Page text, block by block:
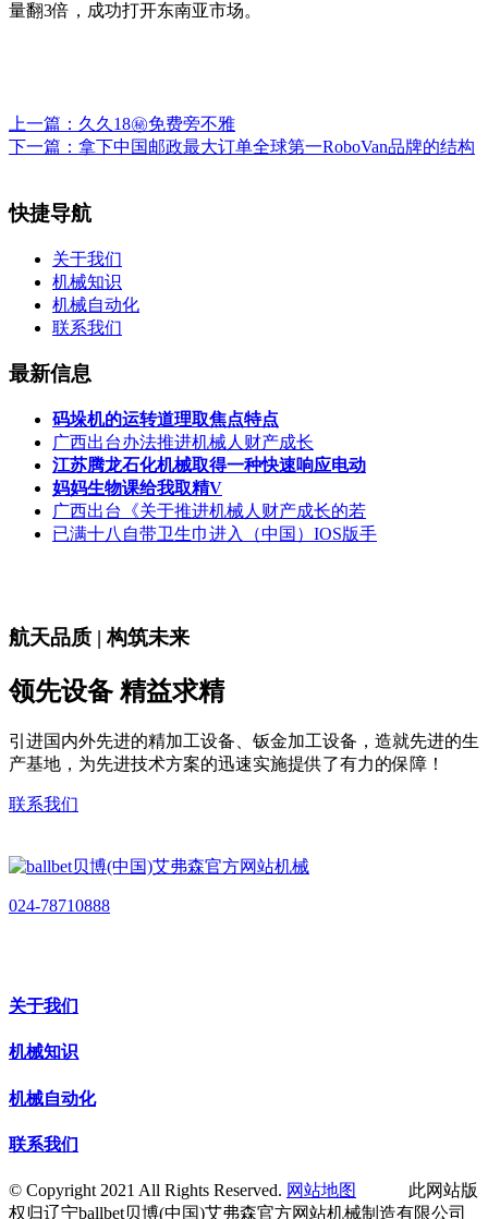
量翻3倍，成功打开东南亚市场。
上一篇： 久久18㊙️免费旁不雅
下一篇： 拿下中国邮政最大订单全球第一RoboVan品牌的结构
快捷导航
关于我们
机械知识
机械自动化
联系我们
最新信息
码垛机的运转道理取焦点特点
广西出台办法推进机械人财产成长
江苏腾龙石化机械取得一种快速响应电动
妈妈生物课给我取精V
广西出台《关于推进机械人财产成长的若
已满十八自带卫生巾进入（中国）IOS版手
航天品质 | 构筑未来
领先设备 精益求精
引进国内外先进的精加工设备、钣金加工设备，造就先进的生
产基地，为先进技术方案的迅速实施提供了有力的保障！
联系我们
024-78710888
关于我们
机械知识
机械自动化
联系我们
© Copyright 2021 All Rights Reserved. 网站地图
此网站版
权归辽宁ballbet贝博(中国)艾弗森官方网站机械制造有限公司